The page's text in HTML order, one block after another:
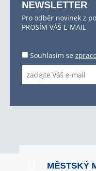
NEWSLETTER
Pro odběr novinek z
PROSÍM VÁŠ E-MAIL
Souhlasím se
MĚSTSKÝ